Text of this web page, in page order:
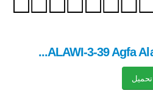
ALAWI-3-39 Agfa
تحميل